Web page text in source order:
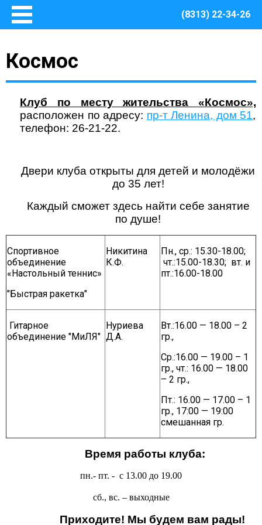
(8313) 22-34-26
Основные сведения
О Центре
Методическое сопровождение
Структура Центра
Информация о закупках товаров, работ, услуг для
обеспечения муниципальных нужд Центра
Безопасная среда
Антитеррористическая защищенность
ГО и ЧС
О правилах безопасности при морозе
Безопасность дорожного движения
Безопасность на железной дороге
Безопасность на воде
Профилактика асоциального поведения
ЭЛЕКТРИЧЕСКИЙ ТОК - ДЕТЯМ НЕ ДРУГ!
Информация о кадровом обеспечении, вакансии
Юридические реквизиты Центра
Космос
Клуб по месту жительства «Космос»,
расположен по адресу: пр-т Ленина, дом 51,
телефон: 26-21-22.
Двери клуба открыты для детей и молодёжи
до 35 лет!
Каждый сможет здесь найти себе занятие
по душе!
Спортивное
объединение
«Настольный теннис»
"Быстрая ракетка"
Никитина
К.Ф.
Пн., ср.: 15.30-18.00;
чт.:15.00-18.30; вт. и
пт.:16.00-18.00
Гитарное
объединение "МиЛЯ"
Нуриева
Д.А.
Вт.:16.00 — 18.00 – 2
гр.,
Ср.:16.00 — 19.00 – 1
гр., чт.: 16.00 — 18.00
– 2 гр.,
Пт.: 16.00 — 17.00 – 1
гр., 17:00 — 19:00
смешанная гр.
Время работы клуба:
пн.- пт. - с 13.00 до 19.00
сб., вс. – выходные
Приходите! Мы будем вам рады!